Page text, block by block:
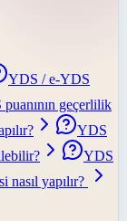
YDS / e-YDS
geçerlilik
YDS
YDS
nasıl yapılır?